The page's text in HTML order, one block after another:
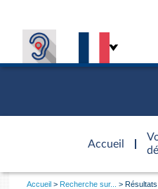
Accueil
d'accueil
Vous
Accueil Recherche sur...